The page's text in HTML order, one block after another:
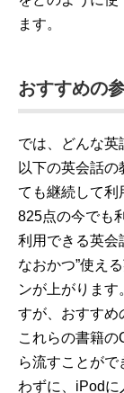
ます。
おすすめの
では、どんな英
以下の英会話
ても継続して利
825点の今でも
利用できる英会
なおかつ”使え
ンが上がります
すが、おすすめ
これらの書籍
ら流すことが
わずに、iPod